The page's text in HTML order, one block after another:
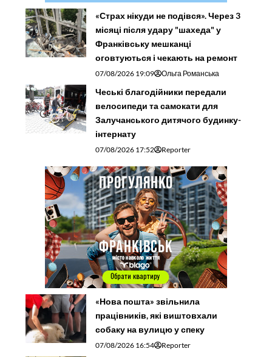
«Страх нікуди не подівся». Через 3
місяці після удару "шахеда" у
Франківську мешканці
оговтуються і чекають на ремонт
07/08/2026 19:09 Ольга Романська
Чеські благодійники передали
велосипеди та самокати для
Залучанського дитячого будинку-
інтернату
07/08/2026 17:52 Reporter
«Нова пошта» звільнила
працівників, які виштовхали
собаку на вулицю у спеку
07/08/2026 16:54 Reporter